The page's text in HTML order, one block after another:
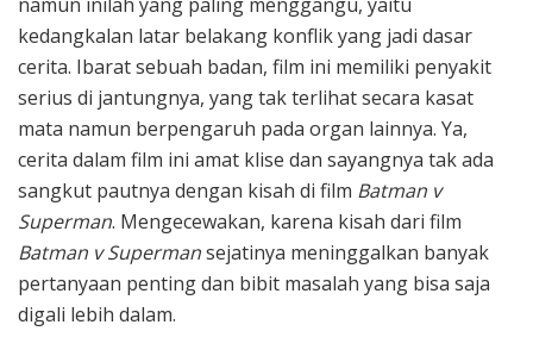
kedangkalan latar belakang konflik yang jadi dasar
cerita. Ibarat sebuah badan, film ini memiliki penyakit
serius di jantungnya, yang tak terlihat secara kasat
mata namun berpengaruh pada organ lainnya. Ya,
cerita dalam film ini amat klise dan sayangnya tak ada
sangkut pautnya dengan kisah di film Batman v
Superman. Mengecewakan, karena kisah dari film
Batman v Supermansejatinya meninggalkan banyak
pertanyaan penting dan bibit masalah yang bisa saja
digali lebih dalam.